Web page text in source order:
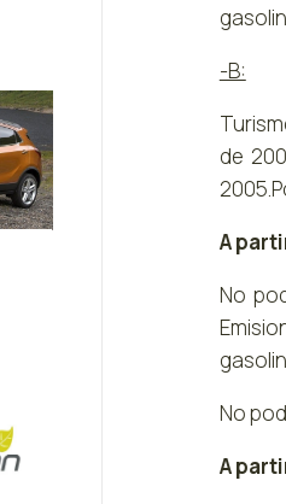
-B:
de
A
No
No
A